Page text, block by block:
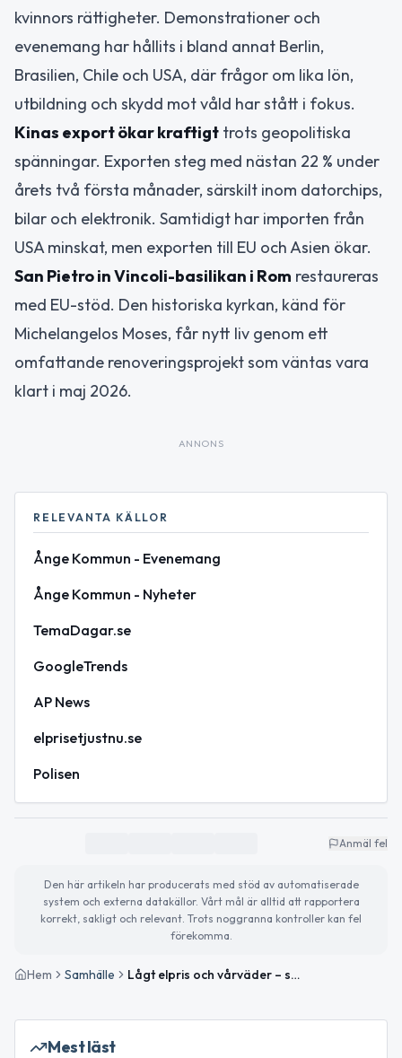
kvinnors rättigheter. Demonstrationer och
evenemang har hållits i bland annat Berlin,
Brasilien, Chile och USA, där frågor om lika lön,
utbildning och skydd mot våld har stått i fokus.
Kinas export ökar kraftigt trots geopolitiska
spänningar. Exporten steg med nästan 22 % under
årets två första månader, särskilt inom datorchips,
bilar och elektronik. Samtidigt har importen från
USA minskat, men exporten till EU och Asien ökar.
San Pietro in Vincoli-basilikan i Rom restaureras
med EU-stöd. Den historiska kyrkan, känd för
Michelangelos Moses, får nytt liv genom ett
omfattande renoveringsprojekt som väntas vara
klart i maj 2026.
ANNONS
RELEVANTA KÄLLOR
Ånge Kommun - Evenemang
Ånge Kommun - Nyheter
TemaDagar.se
GoogleTrends
AP News
elprisetjustnu.se
Polisen
Anmäl fel
Den här artikeln har producerats med stöd av automatiserade
system och externa datakällor. Vårt mål är alltid att rapportera
korrekt, sakligt och relevant. Trots noggranna kontroller kan fel
förekomma.
Hem Samhälle Lågt elpris och vårväder – så ser dagen ut
Mest läst